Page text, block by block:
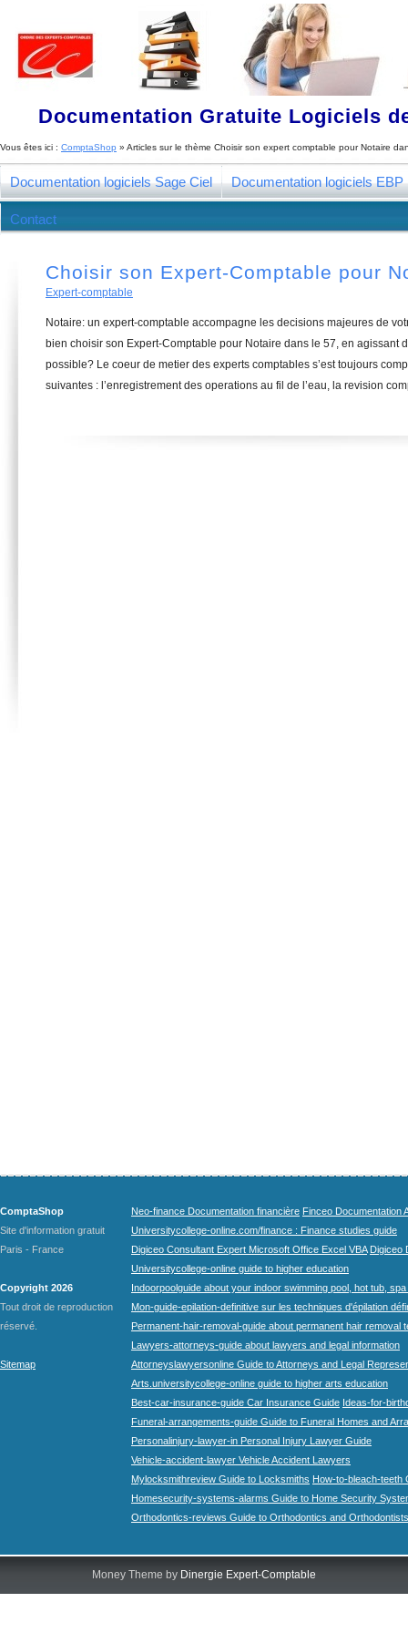
Documentation Gratuite Logiciels
Vous êtes ici : ComptaShop » Articles sur le thème Choisir son expert comptable pour Notaire
Documentation logiciels Sage Ciel Documentation logiciels EBP
Contact
Choisir son Expert-Comptable pour
Expert-comptable
Notaire: un expert-comptable accompagne les decisions majeures de
bien choisir son Expert-Comptable pour Notaire dans le 57, en agissant
possible? Le coeur de metier des experts comptables s’est toujours
suivantes : l’enregistrement des operations au fil de l’eau, la revision
ComptaShop
Site d'information gratuit
Paris - France
Copyright 2026
Tout droit de reproduction
réservé.
Sitemap
Neo-finance Documentation financière Finceo Documentation
Universitycollege-online.com/finance : Finance studies guide
Digiceo Consultant Expert Microsoft Office Excel VBA Digiceo
Universitycollege-online guide to higher education
Indoorpoolguide about your indoor swimming pool, hot tub,
Mon-guide-epilation-definitive sur les techniques d'épilation
Permanent-hair-removal-guide about permanent hair removal
Lawyers-attorneys-guide about lawyers and legal information
Attorneyslawyersonline Guide to Attorneys and Legal
Arts.universitycollege-online guide to higher arts education
Best-car-insurance-guide Car Insurance Guide Ideas-for-
Funeral-arrangements-guide Guide to Funeral Homes and
Personalinjury-lawyer-in Personal Injury Lawyer Guide
Vehicle-accident-lawyer Vehicle Accident Lawyers
Mylocksmithreview Guide to Locksmiths How-to-bleach-teeth
Homesecurity-systems-alarms Guide to Home Security
Orthodontics-reviews Guide to Orthodontics and Orthodontists
Money Theme by Dinergie Expert-Comptable